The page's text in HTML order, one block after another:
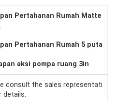
Pertahanan Rumah Matte
Pertahanan Rumah 5 puta
aksi pompa ruang 3in
consult the sales representati
details.